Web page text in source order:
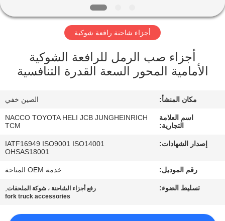
عنا
المعمل
مراقبة
الجودة
أجزاء شاحنة رافعة شوكية
أجزاء صب الرمل للرافعة الشوكية
الأمامية المحور السعة القدرة التنافسية
مكان المنشأ: الصين خفي
اسم العلامة
التجارية:
NACCO TOYOTA HELI JCB JUNGHEINRICH
TCM
إصدار الشهادات:
IATF16949 ISO9001 ISO14001
OHSAS18001
رقم الموديل: خدمة OEM المتاحة
تسليط الضوء: رفع أجزاء الشاحنة ، شوكة الملحقات,
fork truck accessories